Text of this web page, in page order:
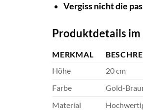
Vergiss nicht die
Produktdetails
MERKMAL
Höhe
20 cm
Farbe
Gold-
Material